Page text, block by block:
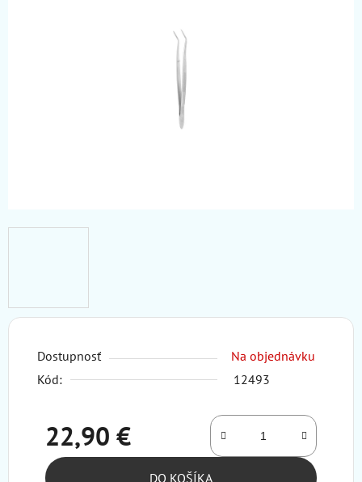
Dostupnosť
Na objednávku
Kód:
12493
22,90 €
Jednotková cena:
DO KOŠÍKA